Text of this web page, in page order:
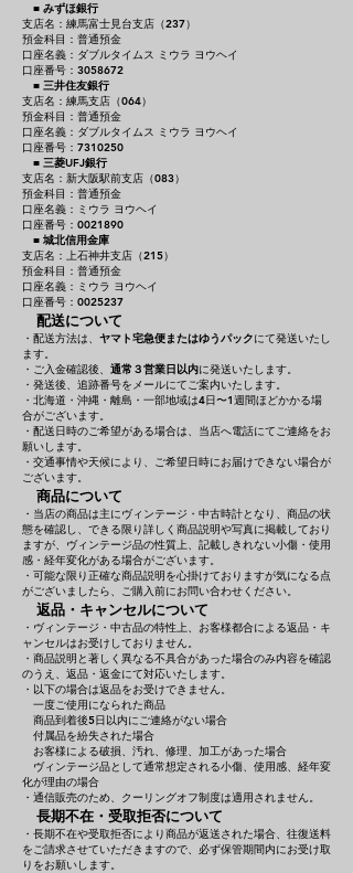
■ みずほ銀行
支店名：練馬富士見台支店（237）
預金科目：普通預金
口座名義：ダブルタイムス ミウラ ヨウヘイ
口座番号：3058672
■ 三井住友銀行
支店名：練馬支店（064）
預金科目：普通預金
口座名義：ダブルタイムス ミウラ ヨウヘイ
口座番号：7310250
■ 三菱UFJ銀行
支店名：新大阪駅前支店（083）
預金科目：普通預金
口座名義：ミウラ ヨウヘイ
口座番号：0021890
■ 城北信用金庫
支店名：上石神井支店（215）
預金科目：普通預金
口座名義：ミウラ ヨウヘイ
口座番号：0025237
配送について
・配送方法は、 ヤマト宅急便またはゆうパックにて発送いたし
ます。
・ご入金確認後、 通常３営業日以内に発送いたします。
・発送後、追跡番号をメールにてご案内いたします。
・北海道・沖縄・離島・一部地域は4日〜1週間ほどかかる場
合がございます。
・配送日時のご希望がある場合は、当店へ電話にてご連絡をお
願いします。
・交通事情や天候により、ご希望日時にお届けできない場合が
ございます。
商品について
・当店の商品は主にヴィンテージ・中古時計となり、商品の状
態を確認し、できる限り詳しく商品説明や写真に掲載しており
ますが、ヴィンテージ品の性質上、記載しきれない小傷・使用
感・経年変化がある場合がございます。
・可能な限り正確な商品説明を心掛けておりますが気になる点
がございましたら、ご購入前にお問い合わせください。
返品・キャンセルについて
・ヴィンテージ・中古品の特性上、お客様都合による返品・キ
ャンセルはお受けしておりません。
・商品説明と著しく異なる不具合があった場合のみ内容を確認
のうえ、返品・返金にて対応いたします。
・以下の場合は返品をお受けできません。
一度ご使用になられた商品
商品到着後5日以内にご連絡がない場合
付属品を紛失された場合
お客様による破損、汚れ、修理、加工があった場合
ヴィンテージ品として通常想定される小傷、使用感、経年変
化が理由の場合
・通信販売のため、クーリングオフ制度は適用されません。
長期不在・受取拒否について
・長期不在や受取拒否により商品が返送された場合、往復送料
をご請求させていただきますので、必ず保管期間内にお受け取
りをお願いします。